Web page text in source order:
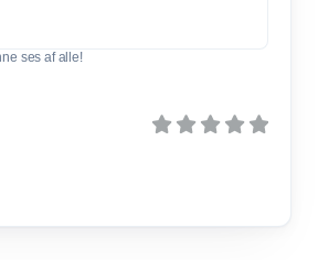
ses af alle!